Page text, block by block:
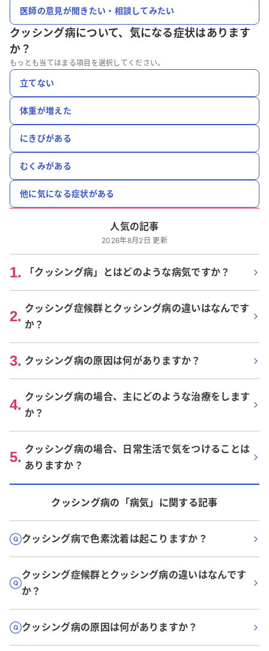
医師の意見が聞きたい・相談してみたい
クッシング病について、 気になる症状はあります
か？
もっとも当てはまる項目を選択してください。
立てない
体重が増えた
にきびがある
むくみがある
他に気になる症状がある
人気の記事
2026年8月2日 更新
1. 「クッシング病」とはどのような病気ですか？
2. クッシング症候群とクッシング病の違いはなんです
か？
3. クッシング病の原因は何がありますか？
4. クッシング病の場合、主にどのような治療をします
か？
5. クッシング病の場合、日常生活で気をつけることは
ありますか？
クッシング病の「病気」に関する記事
クッシング病で色素沈着は起こりますか？
クッシング症候群とクッシング病の違いはなんです
か？
クッシング病の原因は何がありますか？